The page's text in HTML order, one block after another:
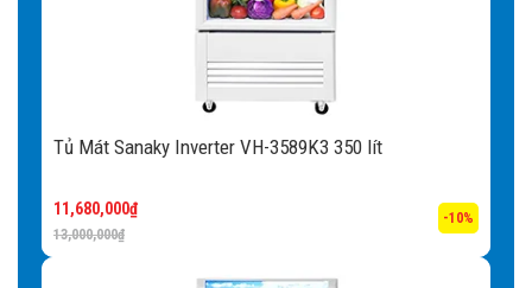
Hệ thống sưởi kính: Hệ thống sưởi kính lấy nhiệt tỏa ra từ
chính lốc máy đưa lên sưởi kính rất hiệu quả và tiết kiệm
nhiệt, giảm hiệu quả lạnh của tủ, đồng thời tiêu tốn nhiều
dụng kiểm soát tốt hơn hoạt động đóng – mở tủ mát.
Khi mua tủ kệ sẽ được tặng kèm cho khách
Tủ Mát Sanaky Inverter VH-3589K3 350 lít
13,000,000₫
11,680,000₫
-10%